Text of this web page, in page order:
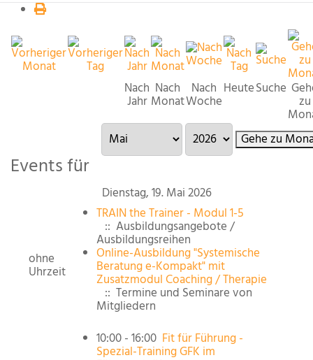
Nach
Jahr
Nach
Monat
Nach
Woche
HeuteSuche
zu
Gehe zu
Events für
Dienstag, 19. Mai 2026
ohne
Uhrzeit
TRAIN the Trainer - Modul 1-5
:: Ausbildungsangebote /
Ausbildungsreihen
Online-Ausbildung "Systemische
Beratung e-Kompakt" mit
Zusatzmodul Coaching / Therapie
:: Termine und Seminare von
Mitgliedern
10:00 - 16:00 Fit für Führung -
Spezial-Training GFK im